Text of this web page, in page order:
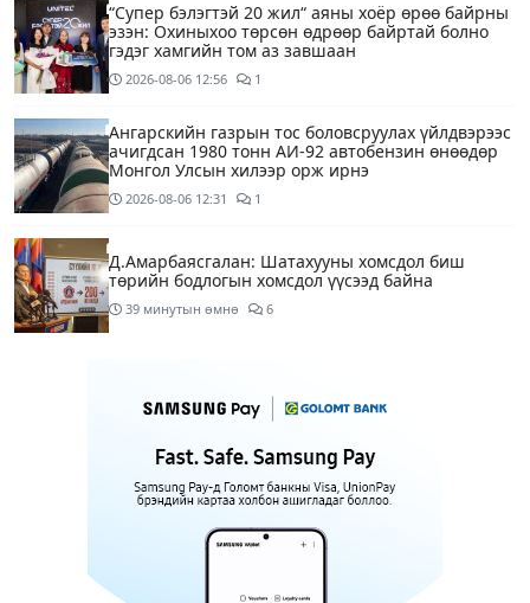
“Супер бэлэгтэй 20 жил“ аяны хоёр өрөө байрны
эзэн: Охиныхоо төрсөн өдрөөр байртай болно
гэдэг хамгийн том аз завшаан
2026-08-06 12:56 1
Ангарскийн газрын тос боловсруулах үйлдвэрээс
ачигдсан 1980 тонн АИ-92 автобензин өнөөдөр
Монгол Улсын хилээр орж ирнэ
2026-08-06 12:31 1
Д.Амарбаясгалан: Шатахууны хомсдол биш
төрийн бодлогын хомсдол үүсээд байна
39 минутын өмнө 6
23:00 цагаас түр хааж, борооны ус зайлуулах
шугамын хөндлөн сэтэлгээ хийнэ
Нэгдүгээр ангид элсэгчдийн бүртгэлийг энэ
сарын 17-ноос E-Mongolia системээр зохион